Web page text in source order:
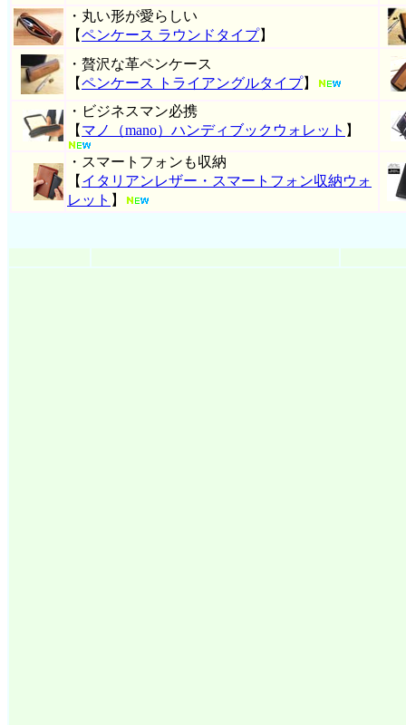
・丸い形が愛らしい
【ペンケース ラウンドタイプ】
・贅沢な革ペンケース
【ペンケース トライアングルタイプ】
・ビジネスマン必携
【 マノ（mano）ハンディブックウォレット 】
・スマートフォンも収納
【 イタリアンレザー・スマートフォン収納ウォ
レット 】